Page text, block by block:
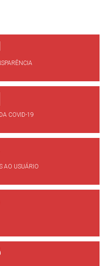
COVID-19
AO USUÁRIO